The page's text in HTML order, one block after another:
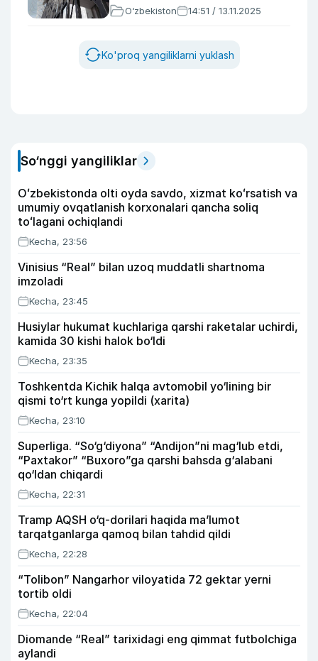
O‘zbekiston 14:51 / 13.11.2025
Ko'proq yangiliklarni yuklash
So‘nggi yangiliklar
Oʻzbekistonda olti oyda savdo, xizmat koʻrsatish va
umumiy ovqatlanish korxonalari qancha soliq
toʻlagani ochiqlandi
Kecha, 23:56
Vinisius “Real” bilan uzoq muddatli shartnoma
imzoladi
Kecha, 23:45
Husiylar hukumat kuchlariga qarshi raketalar uchirdi,
kamida 30 kishi halok bo‘ldi
Kecha, 23:35
Toshkentda Kichik halqa avtomobil yo‘lining bir
qismi to‘rt kunga yopildi (xarita)
Kecha, 23:10
Superliga. “So‘g‘diyona” “Andijon”ni mag‘lub etdi,
“Paxtakor” “Buxoro”ga qarshi bahsda g‘alabani
qo‘ldan chiqardi
Kecha, 22:31
Tramp AQSH o‘q-dorilari haqida ma’lumot
tarqatganlarga qamoq bilan tahdid qildi
Kecha, 22:28
“Tolibon” Nangarhor viloyatida 72 gektar yerni
tortib oldi
Kecha, 22:04
Diomande “Real” tarixidagi eng qimmat futbolchiga
aylandi